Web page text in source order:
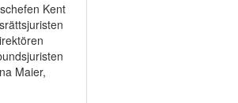
Kent
Maier,